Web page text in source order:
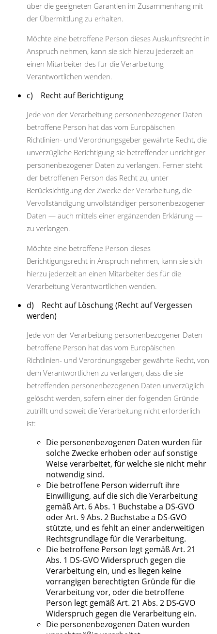
über die geeigneten Garantien im Zusammenhang mit
der Übermittlung zu erhalten.
Möchte eine betroffene Person dieses Auskunftsrecht in
Anspruch nehmen, kann sie sich hierzu jederzeit an
einen Mitarbeiter des für die Verarbeitung
Verantwortlichen wenden.
c) Recht auf Berichtigung
Jede von der Verarbeitung personenbezogener Daten
betroffene Person hat das vom Europäischen
Richtlinien- und Verordnungsgeber gewährte Recht, die
unverzügliche Berichtigung sie betreffender unrichtiger
personenbezogener Daten zu verlangen. Ferner steht
der betroffenen Person das Recht zu, unter
Berücksichtigung der Zwecke der Verarbeitung, die
Vervollständigung unvollständiger personenbezogener
Daten — auch mittels einer ergänzenden Erklärung —
zu verlangen.
Möchte eine betroffene Person dieses
Berichtigungsrecht in Anspruch nehmen, kann sie sich
hierzu jederzeit an einen Mitarbeiter des für die
Verarbeitung Verantwortlichen wenden.
d) Recht auf Löschung (Recht auf Vergessen
werden)
Jede von der Verarbeitung personenbezogener Daten
betroffene Person hat das vom Europäischen
Richtlinien- und Verordnungsgeber gewährte Recht, von
dem Verantwortlichen zu verlangen, dass die sie
betreffenden personenbezogenen Daten unverzüglich
gelöscht werden, sofern einer der folgenden Gründe
zutrifft und soweit die Verarbeitung nicht erforderlich
ist:
Die personenbezogenen Daten wurden für
solche Zwecke erhoben oder auf sonstige
Weise verarbeitet, für welche sie nicht mehr
notwendig sind.
Die betroffene Person widerruft ihre
Einwilligung, auf die sich die Verarbeitung
gemäß Art. 6 Abs. 1 Buchstabe a DS-GVO
oder Art. 9 Abs. 2 Buchstabe a DS-GVO
stützte, und es fehlt an einer anderweitigen
Rechtsgrundlage für die Verarbeitung.
Die betroffene Person legt gemäß Art. 21
Abs. 1 DS-GVO Widerspruch gegen die
Verarbeitung ein, und es liegen keine
vorrangigen berechtigten Gründe für die
Verarbeitung vor, oder die betroffene
Person legt gemäß Art. 21 Abs. 2 DS-GVO
Widerspruch gegen die Verarbeitung ein.
Die personenbezogenen Daten wurden